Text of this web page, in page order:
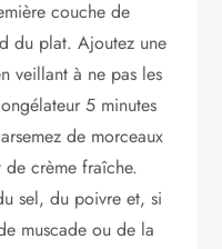
couche de
du plat. Ajoutez une
veillant à ne pas les
5 minutes
de morceaux
crème fraîche.
sel, du poivre et, si
muscade ou de la